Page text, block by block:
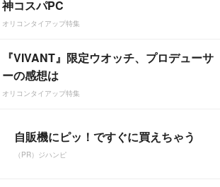
神コスパPC
オリコンタイアップ特集
『VIVANT』限定ウオッチ、プロデューサ
ーの感想は
オリコンタイアップ特集
自販機にピッ！ですぐに買えちゃう
（PR）ジハンピ